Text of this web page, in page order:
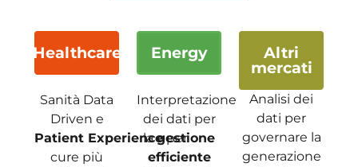
Healthcare
Sanità Data
Driven e
Patient Experienceper
cure più
Energy
Interpretazione
dei dati per
lagestione
efficiente
Altri
mercati
Analisi dei
dati per
governare la
generazione